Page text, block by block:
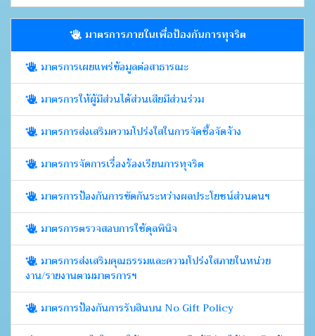
มาตรการภายในเพื่อป้องกันการทุจริต
มาตรการเผยแพร่ข้อมูลต่อสาธารณะ
มาตรการให้ผู้มีส่วนได้ส่วนเสียมีส่วนร่วม
มาตรการส่งเสริมความโปร่งใสในการจัดซื้อจัดจ้าง
มาตรการจัดการเรื่องร้องเรียนการทุจริต
มาตรการป้องกันการขัดกันระหว่างผลประโยชน์ส่วนตนฯ
มาตรการตรวจสอบการใช้ดุลพินิจ
มาตรการส่งเสริมคุณธรรมและความโปร่งใสภายในหน่วย
งาน/รายงานตามมาตรการฯ
มาตรการป้องกันการรับสินบน No Gift Policy